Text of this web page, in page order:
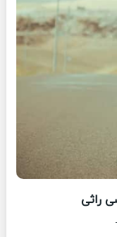
راثی